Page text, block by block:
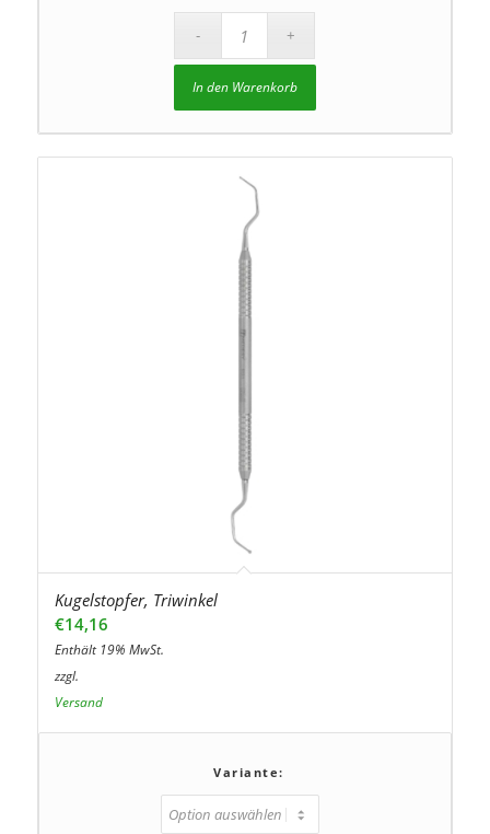
In den Warenkorb
Kugelstopfer, Triwinkel
€14,16
Enthält 19% MwSt.
zzgl.
Versand
Variante: